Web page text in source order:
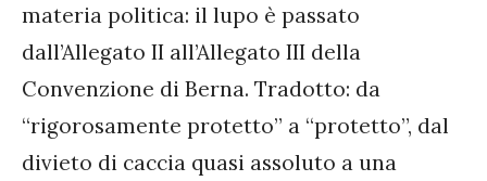
materia politica: il lupo è passato
dall’Allegato II all’Allegato III della
Convenzione di Berna. Tradotto: da
“rigorosamente protetto” a “protetto”, dal
divieto di caccia quasi assoluto a una